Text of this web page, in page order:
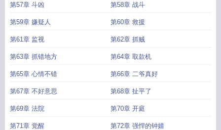
第57章 斗凶 第58章 战斗
第59章 嫌疑人 第60章 救援
第61章 监视 第62章 抓贼
第63章 抓错地方 第64章 取款机
第65章 心情不错 第66章 二爷真好
第67章 不好意思 第68章 扯平了
第69章 法院 第70章 开庭
第71章 觉醒 第72章 强悍的钟婧